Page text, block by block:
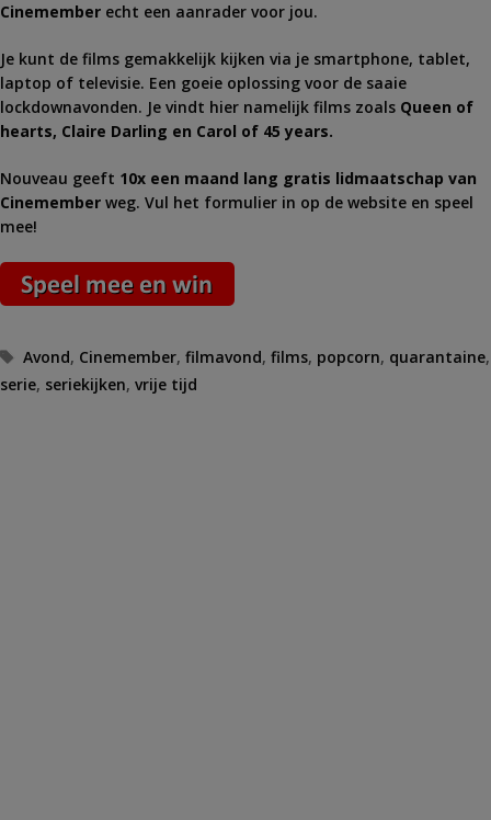
Cinemember echt een aanrader voor jou.
Je kunt de films gemakkelijk kijken via je smartphone, tablet,
laptop of televisie. Een goeie oplossing voor de saaie
lockdownavonden. Je vindt hier namelijk films zoals Queen of
hearts, Claire Darling en Carol of 45 years.
Nouveau geeft 10x een maand lang gratis lidmaatschap van
Cinemember weg. Vul het formulier in op de website en speel
mee!
Tags
Avond, Cinemember,filmavond,films, popcorn, quarantaine,
serie, seriekijken, vrije tijd